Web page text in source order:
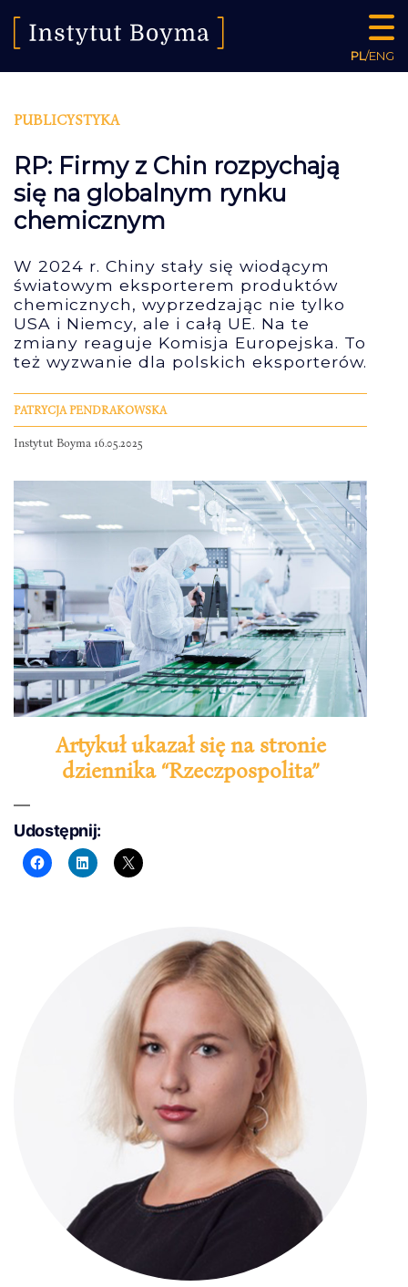
PL/ENG
PUBLICYSTYKA
RP: Firmy z Chin rozpychają
się na globalnym rynku
chemicznym
W 2024 r. Chiny stały się wiodącym
światowym eksporterem produktów
chemicznych, wyprzedzając nie tylko
USA i Niemcy, ale i całą UE. Na te
zmiany reaguje Komisja Europejska. To
też wyzwanie dla polskich eksporterów.
PATRYCJA PENDRAKOWSKA
Instytut Boyma 16.05.2025
Artykuł ukazał się na stronie
dziennika “Rzeczpospolita”
Udostępnij: